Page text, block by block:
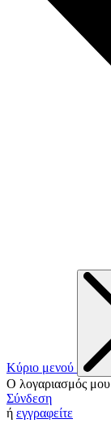
Κύριο μενού
Ο λογαριασμός μου
Σύνδεση
ή εγγραφείτε